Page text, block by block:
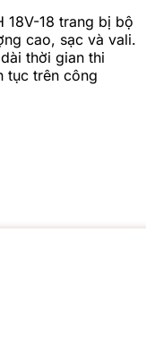
18V-18 trang bị bộ
cao, sạc và vali.
thời gian thi
tục trên công